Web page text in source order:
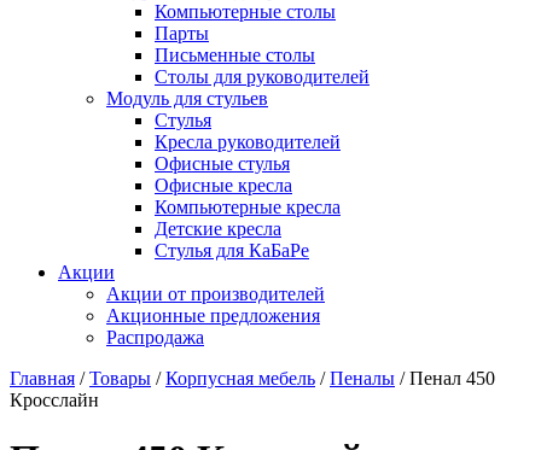
Компьютерные столы
Парты
Письменные столы
Столы для руководителей
Модуль для стульев
Стулья
Кресла руководителей
Офисные стулья
Офисные кресла
Компьютерные кресла
Детские кресла
Стулья для КаБаРе
Акции
Акции от производителей
Акционные предложения
Распродажа
Главная /Товары /Корпусная мебель /Пеналы / Пенал 450
Кросслайн